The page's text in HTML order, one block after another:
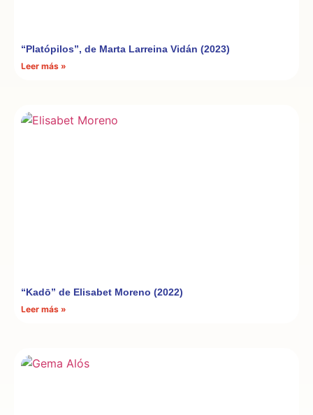
“Platópilos”, de Marta Larreina Vidán (2023)
Leer más »
“Kadō” de Elisabet Moreno (2022)
Leer más »